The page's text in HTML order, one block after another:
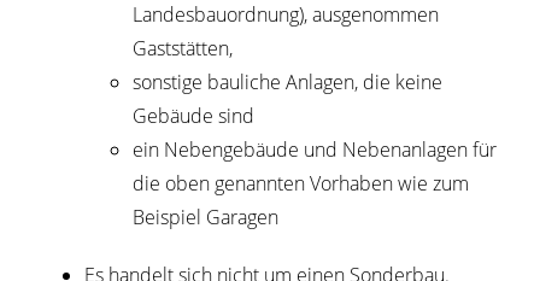
Landesbauordnung), ausgenommen
Gaststätten,
sonstige bauliche Anlagen, die keine
Gebäude sind
ein Nebengebäude und Nebenanlagen für
die oben genannten Vorhaben wie zum
Beispiel Garagen
Es handelt sich nicht um einen Sonderbau.